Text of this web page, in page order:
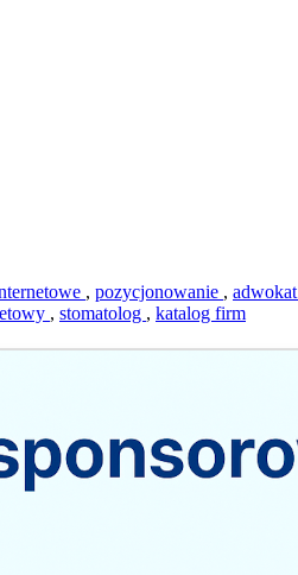
, pozycjonowanie , adwokat
, stomatolog , katalog firm